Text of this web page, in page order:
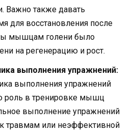
Важно также давать
для восстановления после
мышцам голени было
на регенерацию и рост.
выполнения упражнений:
выполнения упражнений
роль в тренировке мышц
выполнение упражнений
травмам или неэффективной